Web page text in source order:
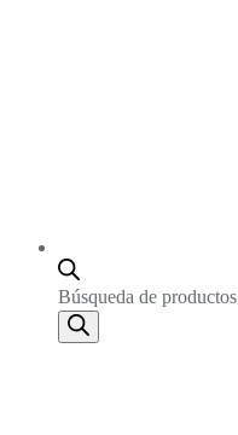
Búsqueda de productos